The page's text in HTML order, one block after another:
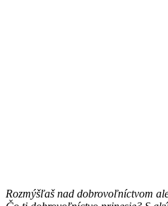
Rozmýšľaš nad dobrovoľníctvom